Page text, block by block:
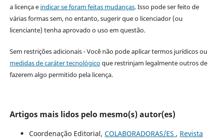
a licença e indicar se foram feitas mudanças. Isso pode ser feito de
várias formas sem, no entanto, sugerir que o licenciador (ou
licenciante) tenha aprovado o uso em questão.
Sem restrições adicionais - Você não pode aplicar termos jurídicos ou
medidas de caráter tecnológicoque restrinjam legalmente outros de
fazerem algo permitido pela licença.
Artigos mais lidos pelo mesmo(s) autor(es)
Coordenação Editorial, COLABORADORAS/ES , Revista